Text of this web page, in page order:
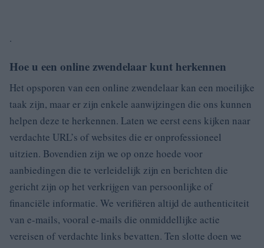
.
Hoe u een online zwendelaar kunt herkennen
Het opsporen van een online zwendelaar kan een moeilijke
taak zijn, maar er zijn enkele aanwijzingen die ons kunnen
helpen deze te herkennen. Laten we eerst eens kijken naar
verdachte URL’s of websites die er onprofessioneel
uitzien. Bovendien zijn we op onze hoede voor
aanbiedingen die te verleidelijk zijn en berichten die
gericht zijn op het verkrijgen van persoonlijke of
financiële informatie. We verifiëren altijd de authenticiteit
van e-mails, vooral e-mails die onmiddellijke actie
vereisen of verdachte links bevatten. Ten slotte doen we